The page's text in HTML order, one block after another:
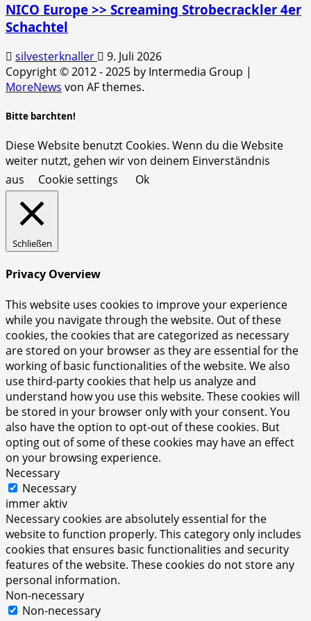
NICO Europe >> Screaming Strobecrackler 4er
Schachtel
silvesterknaller
9. Juli 2026
Copyright © 2012 - 2025 by Intermedia Group |
MoreNews von AF themes.
Bitte barchten!
Diese Website benutzt Cookies. Wenn du die Website
weiter nutzt, gehen wir von deinem Einverständnis
aus
Cookie settings Ok
Schließen
Privacy Overview
This website uses cookies to improve your experience
while you navigate through the website. Out of these
cookies, the cookies that are categorized as necessary
are stored on your browser as they are essential for the
working of basic functionalities of the website. We also
use third-party cookies that help us analyze and
understand how you use this website. These cookies will
be stored in your browser only with your consent. You
also have the option to opt-out of these cookies. But
opting out of some of these cookies may have an effect
on your browsing experience.
Necessary
Necessary
immer aktiv
Necessary cookies are absolutely essential for the
website to function properly. This category only includes
cookies that ensures basic functionalities and security
features of the website. These cookies do not store any
personal information.
Non-necessary
Non-necessary